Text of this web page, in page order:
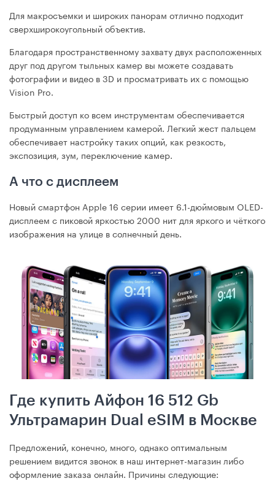
Для макросъемки и широких панорам отлично подходит
сверхширокоугольный объектив.
Благодаря пространственному захвату двух расположенных
друг под другом тыльных камер вы можете создавать
фотографии и видео в 3D и просматривать их с помощью
Vision Pro.
Быстрый доступ ко всем инструментам обеспечивается
продуманным управлением камерой. Легкий жест пальцем
обеспечивает настройку таких опций, как резкость,
экспозиция, зум, переключение камер.
А что с дисплеем
Новый смартфон Apple 16 серии имеет 6.1-дюймовым OLED-
дисплеем с пиковой яркостью 2000 нит для яркого и чёткого
изображения на улице в солнечный день.
Где купить Айфон 16 512 Gb
Ультрамарин Dual eSIM в Москве
Предложений, конечно, много, однако оптимальным
решением видится звонок в наш интернет-магазин либо
оформление заказа онлайн. Причины следующие: